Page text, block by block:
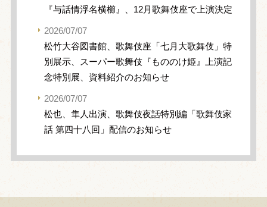
『与話情浮名横櫛』、12月歌舞伎座で上演決定
2026/07/07
松竹大谷図書館、歌舞伎座「七月大歌舞伎」特
別展示、スーパー歌舞伎『もののけ姫』上演記
念特別展、資料紹介のお知らせ
2026/07/07
松也、隼人出演、歌舞伎夜話特別編「歌舞伎家
話 第四十八回」配信のお知らせ